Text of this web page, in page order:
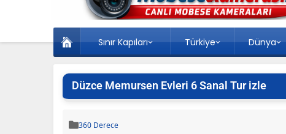
Sınır Kapıları Türkiye Dünya
Düzce Memursen Evleri 6 Sanal Tur izle
360 Derece